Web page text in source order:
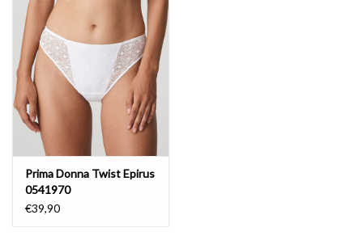
Badmode
Lingerie-accessoires
Cadeaubonnen
Prima Donna Twist Epirus
0541970
€39,90